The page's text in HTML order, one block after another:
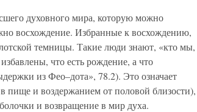
духовного мира, которую можно
восхождение. Избранные к восхождению,
темницы. Такие люди знают, «кто мы,
что есть рождение, а что
из Фео–дота», 78.2). Это означает
пище и воздержанием от половой близости),
и возвращение в мир духа.